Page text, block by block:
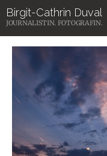
Zum
Inhalt
springen
Suchen
SCHLAGWORT-
Birgit-Cathrin Duval
JOURNALISTIN. FOTOGRAFIN.